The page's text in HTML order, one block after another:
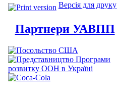
Версія для друку
Партнери УАВПП